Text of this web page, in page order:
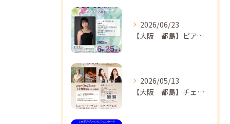
2026/06/23
【大阪 都島】ピアノ教室ならNAOMIミュージックスクール ピアノ講師 佐々木唯先生のコンサートのご案内🎵
2026/05/13
【大阪 都島】チェロ教室 NAOMIミュージックスクール❣️チェリスト中島紗理先生のコンサートのご案内🎵